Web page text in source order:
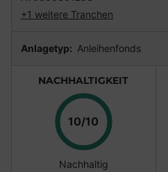
+1 weitere Tranchen
Anlagetyp: Anleihenfonds
NACHHALTIGKEIT
10/10 Punkte
Nachhaltig